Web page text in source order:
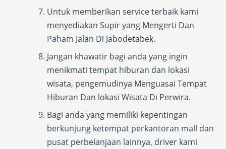
Untuk memberikan service terbaik kami
menyediakan Supir yang Mengerti Dan
Paham Jalan Di Jabodetabek.
Jangan khawatir bagi anda yang ingin
menikmati tempat hiburan dan lokasi
wisata, pengemudinya Menguasai Tempat
Hiburan Dan lokasi Wisata Di Perwira.
Bagi anda yang memiliki kepentingan
berkunjung ketempat perkantoran mall dan
pusat perbelanjaan lainnya, driver kami